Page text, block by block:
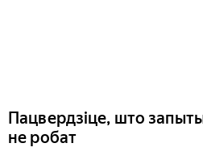
Пацвердзіце, што
не робат